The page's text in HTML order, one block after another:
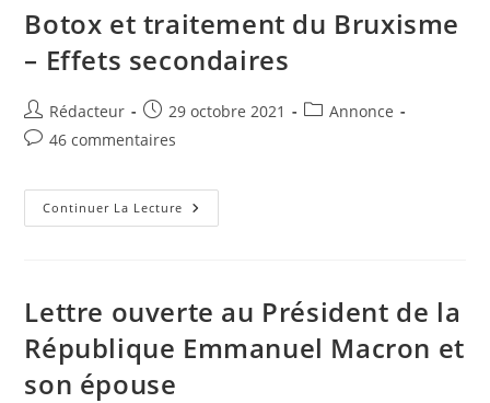
Et
Des
Professionnelles
Botox et traitement du Bruxisme
– Effets secondaires
Auteur/autrice
de
Rédacteur
Publication
publiée :
29 octobre 2021
PostAnnonce
Commentaires
la
publication :
46 commentaires
Continuer La Lecture Botox
Et
Effets
Secondaires
Lettre ouverte au Président de la
République Emmanuel Macron et
son épouse